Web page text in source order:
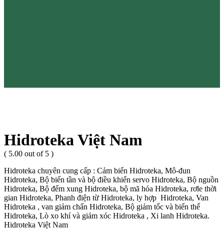
Hidroteka Việt Nam
( 5.00 out of 5 )
Hidroteka chuyên cung cấp : Cảm biến Hidroteka, Mô-đun
Hidroteka, Bộ biến tần và bộ điều khiển servo Hidroteka, Bộ nguồn
Hidroteka, Bộ đếm xung Hidroteka, bộ mã hóa Hidroteka, rơle thời
gian Hidroteka, Phanh điện từ Hidroteka, ly hợp Hidroteka, Van
Hidroteka , van giảm chấn Hidroteka, Bộ giảm tốc và biến thể
Hidroteka, Lò xo khí và giảm xóc Hidroteka , Xi lanh Hidroteka.
Hidroteka Việt Nam